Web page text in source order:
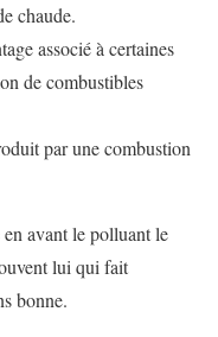
chaude.
associé à certaines
de combustibles
par une combustion
avant le polluant le
lui qui fait
bonne.